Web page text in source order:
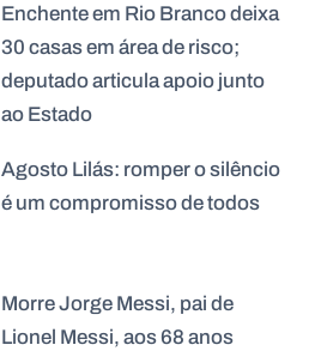
Enchente em Rio Branco deixa
30 casas em área de risco;
deputado articula apoio junto
ao Estado
Agosto Lilás: romper o silêncio
é um compromisso de todos
Morre Jorge Messi, pai de
Lionel Messi, aos 68 anos